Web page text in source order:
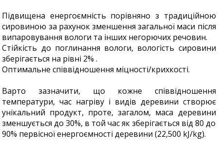
Підвищена енергоємність порівняно з традиційною
сировиною за рахунок зменшення загальної маси після
випаровування вологи та інших негорючих речовин.
Стійкість до поглинання вологи, вологість сировини
зберігається на рівні 2% .
Оптимальне співвідношення міцності/крихкості.
Варто зазначити, що кожне співвідношення
температури, час нагріву і видів деревини створює
унікальний продукт, проте, загалом, маса деревини
зменшується до 30%, в той час як зберігається від 80 до
90% первісної енергоємності деревини (22,500 kJ/kg).